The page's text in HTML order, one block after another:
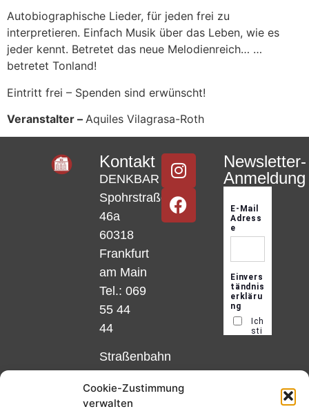
Cookie-Zustimmung
verwalten
Autobiographische Lieder, für jeden frei zu
interpretieren. Einfach Musik über das Leben, wie es
jeder kennt. Betretet das neue Melodienreich… …
betretet Tonland!
Eintritt frei – Spenden sind erwünscht!
Veranstalter – Aquiles Vilagrasa-Roth
Kontakt
DENKBAR
Spohrstraße
46a
60318
Frankfurt
am Main
Tel.: 069
55 44
44
Straßenbahn
und 12,
Newsletter-
Anmeldung